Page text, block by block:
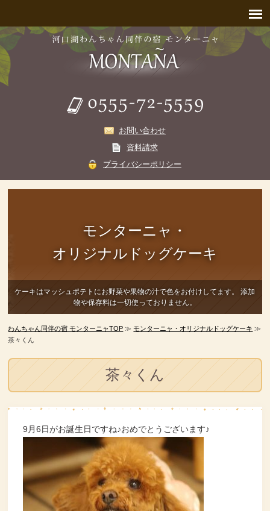
お問い合わせ
資料請求
プライバシーポリシー
モンターニャ・
オリジナルドッグケーキ
ケーキはマッシュポテトにお野菜や果物の汁で色をお付けしてます。
添加
物や保存料は一切使っておりません。
わんちゃん同伴の宿 モンターニャTOP ≫モンターニャ・オリジナルドッグケーキ ≫
茶々くん
茶々くん
9月6日がお誕生日ですね♪おめでとうございます♪